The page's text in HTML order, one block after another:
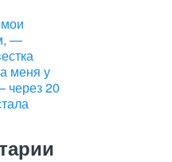
—
меня у
через 20